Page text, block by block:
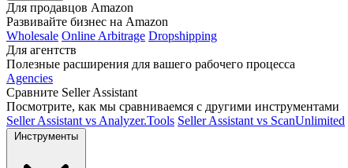
Для продавцов Amazon
Развивайте бизнес на Amazon
Wholesale Online Arbitrage Dropshipping
Для агентств
Полезные расширения для вашего рабочего процесса
Agencies
Сравните Seller Assistant
Посмотрите, как мы сравниваемся с другими инструментами
Seller Assistant vs Analyzer.Tools Seller Assistant vs ScanUnlimited